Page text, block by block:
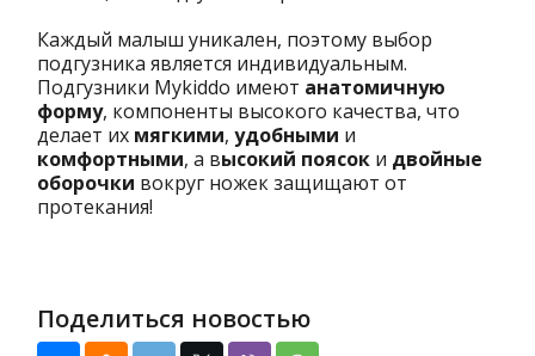
Каждый малыш уникален, поэтому выбор
подгузника является индивидуальным.
Подгузники Mykiddo имеют анатомичную
форму, компоненты высокого качества, что
делает их мягкими, удобными и
комфортными, а высокий поясок и двойные
оборочки вокруг ножек защищают от
протекания!
Поделиться новостью